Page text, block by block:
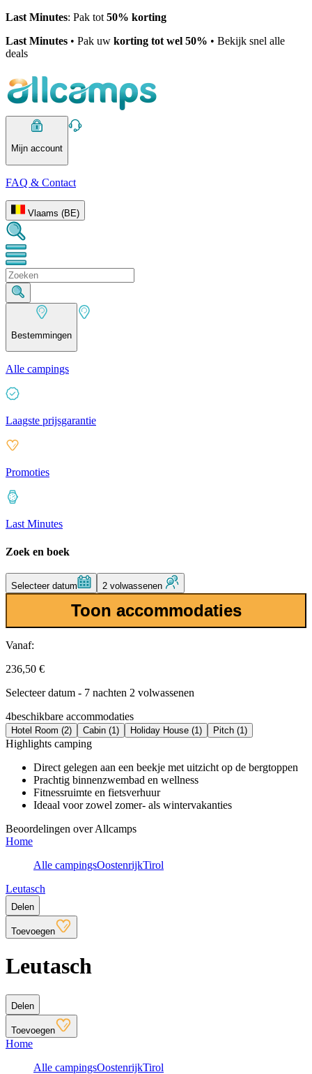
Last Minutes: Pak tot 50% korting
Last Minutes • Pak uw korting tot wel 50% • Bekijk snel alle
deals
Mijn account
FAQ & Contact
Vlaams (BE)
Bestemmingen
Alle campings
Laagste prijsgarantie
Promoties
Last Minutes
Zoek en boek
Selecteer datum 2 volwassenen
Toon accommodaties
Vanaf:
236,50 €
Selecteer datum - 7 nachten 2 volwassenen
4beschikbare accommodaties
Hotel Room (2) Cabin (1) Holiday House (1) Pitch (1)
Highlights camping
Direct gelegen aan een beekje met uitzicht op de bergtoppen
Prachtig binnenzwembad en wellness
Fitnessruimte en fietsverhuur
Ideaal voor zowel zomer- als wintervakanties
Beoordelingen over Allcamps
Home
Alle campingsOostenrijkTirol
Leutasch
Delen
Toevoegen
Leutasch
Delen
Toevoegen
Home
Alle campingsOostenrijkTirol